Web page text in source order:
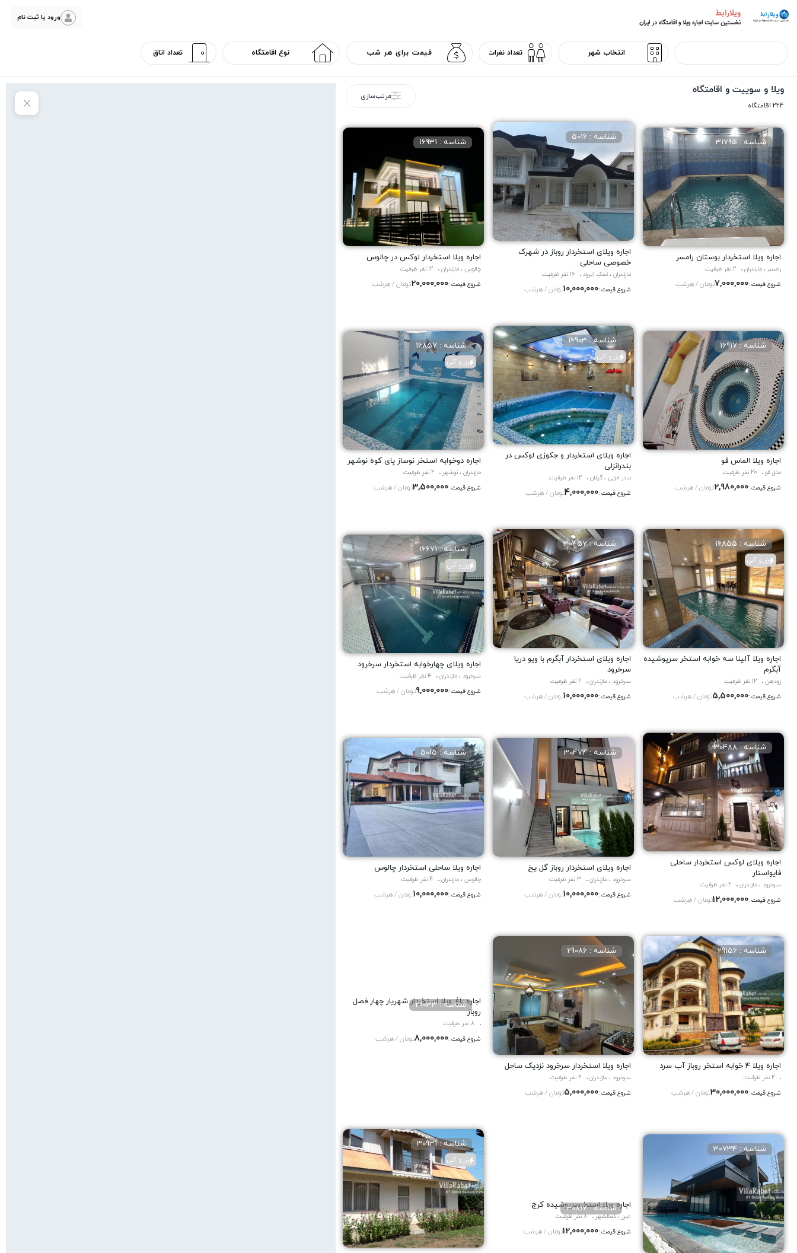
ویلارابط
نخستین سایت اجاره ویلا و اقامتگاه در ایران
ورود یا ثبت نام
ویلا و سوییت و اقامتگاه
224 اقامتگاه
مرتب‌سازی
اجاره ویلا استخردار بوستان رامسر
شناسه : 31795
رامسر ، مازندران
2 نفر ظرفیت
شروع قیمت :7,000,000تومان / هرشب
اجاره ویلای استخردار روباز در شهرک
خصوصی ساحلی
شناسه : 5016
مازندران ، نمک آبرود
16 نفر ظرفیت
شروع قیمت :10,000,000تومان / هرشب
اجاره ویلا استخردار لوکس در چالوس
شناسه : 16931
چالوس ، مازندران
12 نفر ظرفیت
شروع قیمت :20,000,000تومان / هرشب
اجاره ویلا الماس قو
شناسه : 16917
متل قو
20 نفر ظرفیت
شروع قیمت :2,980,000تومان / هرشب
اجاره ویلای استخردار و جکوزی لوکس در
بندرانزلی
شناسه : 16903
رزرو آنی
بندر انزلی ، گیلان
12 نفر ظرفیت
شروع قیمت :4,000,000تومان / هرشب
اجاره دوخوابه استخر نوساز پای کوه نوشهر
شناسه : 16857
رزرو آنی
مازندران ، نوشهر
2 نفر ظرفیت
شروع قیمت :3,500,000تومان / هرشب
اجاره ویلا آلینا سه خوابه استخر سرپوشیده
آبگرم
شناسه : 16855
رزرو آنی
رودهن
12 نفر ظرفیت
شروع قیمت :5,500,000تومان / هرشب
اجاره ویلاى استخردار آبگرم با ویو دریا
سرخرود
شناسه : 30457
سرخرود ، مازندران
2 نفر ظرفیت
شروع قیمت :10,000,000تومان / هرشب
اجاره ویلاى چهارخوابه استخردار سرخرود
شناسه : 16671
رزرو آنی
سرخرود ، مازندران
4 نفر ظرفیت
شروع قیمت :9,000,000تومان / هرشب
اجاره ویلاى لوکس استخردار ساحلى
فایواستار
شناسه : 30488
سرخرود ، مازندران
2 نفر ظرفیت
شروع قیمت :12,000,000تومان / هرشب
اجاره ویلاى استخردار روباز گل یخ
شناسه : 30474
سرخرود ، مازندران
3 نفر ظرفیت
شروع قیمت :10,000,000تومان / هرشب
اجاره ویلا ساحلی استخردار چالوس
شناسه : 5015
چالوس ، مازندران
4 نفر ظرفیت
شروع قیمت :10,000,000تومان / هرشب
اجاره ویلا ۴ خوابه استخر روباز آب سرد
شناسه : 29156
2 نفر ظرفیت
شروع قیمت :30,000,000تومان / هرشب
اجاره ویلا استخردار سرخرود نزدیک ساحل
شناسه : 29086
سرخرود ، مازندران
2 نفر ظرفیت
شروع قیمت :5,000,000تومان / هرشب
اجاره باغ ویلا استخردار شهریار چهار فصل
روباز
شناسه : 29033
8 نفر ظرفیت
شروع قیمت :8,000,000تومان / هرشب
شناسه : 30734
اجاره ویلا استخرسرپوشیده کرج
شناسه : 30817
البرز ، کمالشهر
8 نفر ظرفیت
شروع قیمت :12,000,000تومان / هرشب
شناسه : 30931
رزرو آنی